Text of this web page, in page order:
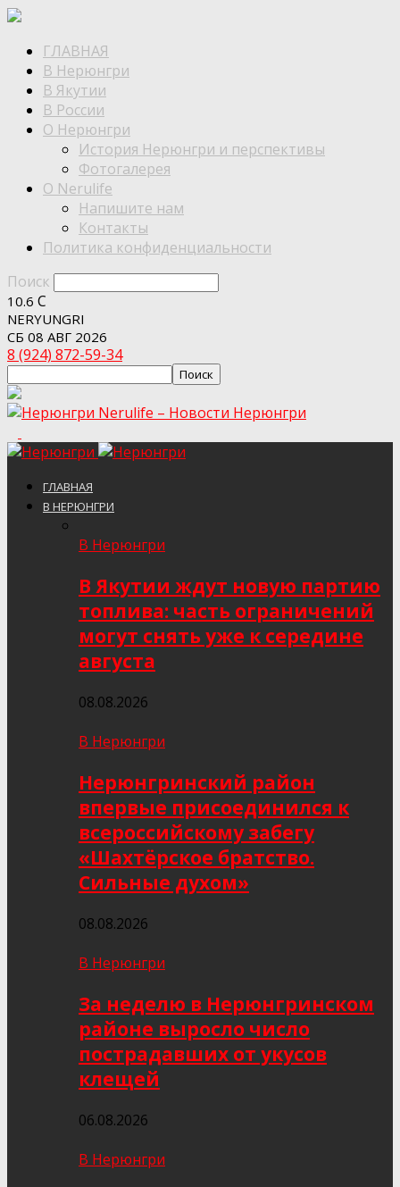
ГЛАВНАЯ
В Нерюнгри
В Якутии
В России
О Нерюнгри
История Нерюнгри и перспективы
Фотогалерея
О Nerulife
Напишите нам
Контакты
Политика конфиденциальности
Поиск
10.6 C
NERYUNGRI
СБ 08 АВГ 2026
8 (924) 872-59-34
Nerulife – Новости Нерюнгри
ГЛАВНАЯ
В НЕРЮНГРИ
В Нерюнгри
В Якутии ждут новую партию
топлива: часть ограничений
могут снять уже к середине
августа
08.08.2026
В Нерюнгри
Нерюнгринский район
впервые присоединился к
всероссийскому забегу
«Шахтёрское братство.
Сильные духом»
08.08.2026
В Нерюнгри
За неделю в Нерюнгринском
районе выросло число
пострадавших от укусов
клещей
06.08.2026
В Нерюнгри